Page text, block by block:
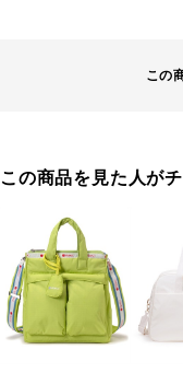
この
この商品を見た人が